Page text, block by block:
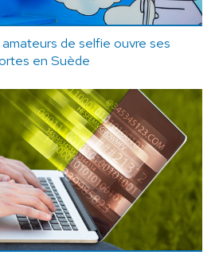
de selfie ouvre ses
en Suède